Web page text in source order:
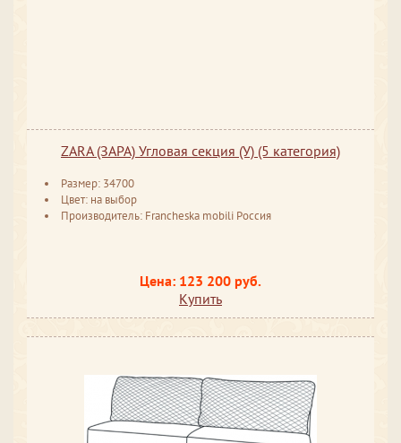
ZARA (ЗАРА) Угловая секция (У) (5 категория)
Размер: 34700
Цвет: на выбор
Производитель: Francheska mobili Россия
Цена: 123 200 руб.
Купить